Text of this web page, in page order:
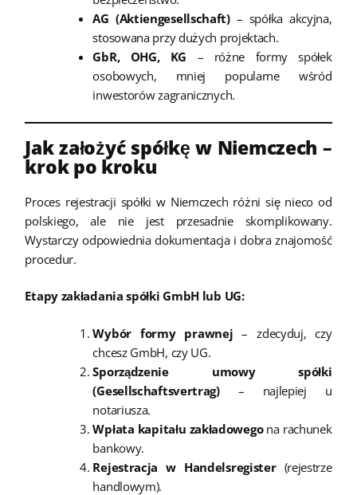
AG (Aktiengesellschaft)– spółka akcyjna,
stosowana przy dużych projektach.
GbR, OHG, KG – różne formy spółek
osobowych, mniej popularne wśród
inwestorów zagranicznych.
Jak założyć spółkę w Niemczech –
krok po kroku
Proces rejestracji spółki w Niemczech różni się nieco od
polskiego, ale nie jest przesadnie skomplikowany.
Wystarczy odpowiednia dokumentacja i dobra znajomość
procedur.
Etapy zakładania spółki GmbH lub UG:
Wybór formy prawnej – zdecyduj, czy
chcesz GmbH, czy UG.
Sporządzenie umowy spółki
(Gesellschaftsvertrag)– najlepiej u
notariusza.
Wpłata kapitału zakładowegona rachunek
bankowy.
Rejestracja w Handelsregister(rejestrze
handlowym).